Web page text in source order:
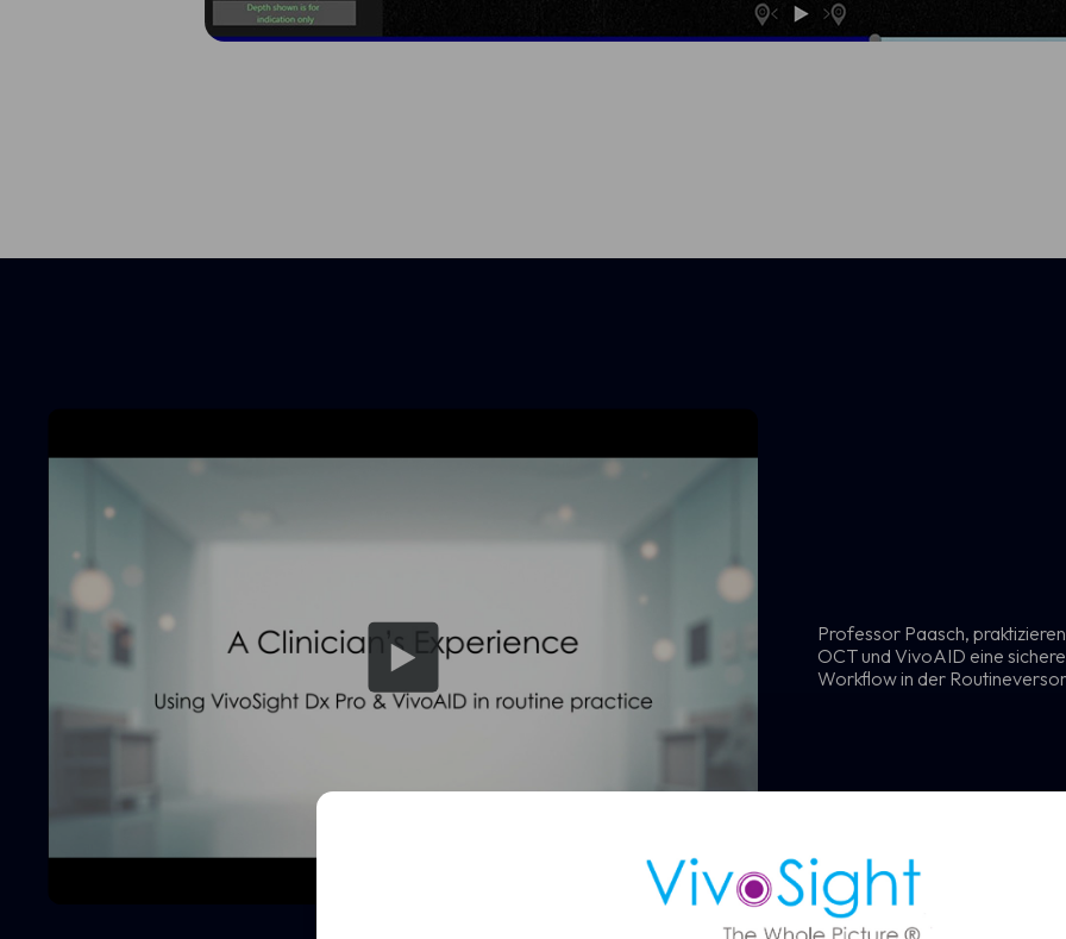
Professor Paasch,
OCT und VivoAID eine
Workflow in der
Demo vereinbaren
Erfahren Sie, wie die VivoSight OCT-Bildgebung eine schnellere und zuverlässigere
Hautbeurteilung sowie eine nicht-invasive BCC-Diagnose ermöglicht.